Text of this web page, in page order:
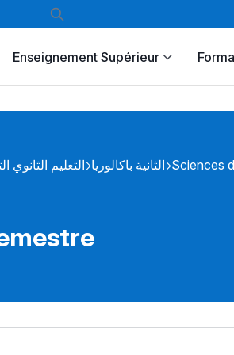
Enseignement Supérieur
التعليم الثانوي الثانية باكالوريا Sciences